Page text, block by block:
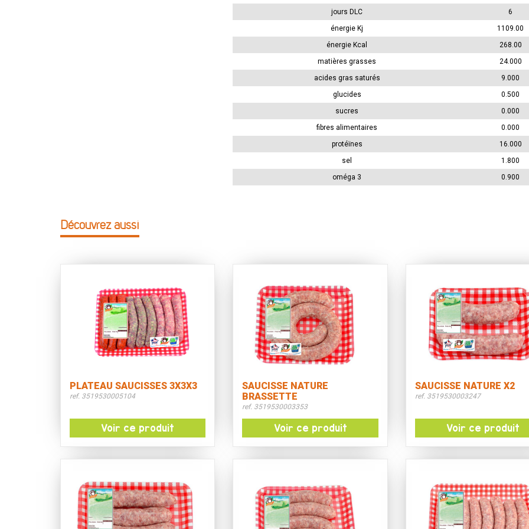
jours DLC
6
énergie Kj
1109.00
énergie Kcal
268.00
matières grasses
24.000
acides gras saturés
9.000
glucides
0.500
sucres
0.000
fibres alimentaires
0.000
protéïnes
16.000
sel
1.800
oméga 3
0.900
Découvrez aussi
PLATEAU SAUCISSES 3X3X3
ref. 3519530005104
Voir ce produit
SAUCISSE NATURE
BRASSETTE
ref. 3519530003353
Voir ce produit
SAUCISSE NATURE X2
ref. 3519530003247
Voir ce produit